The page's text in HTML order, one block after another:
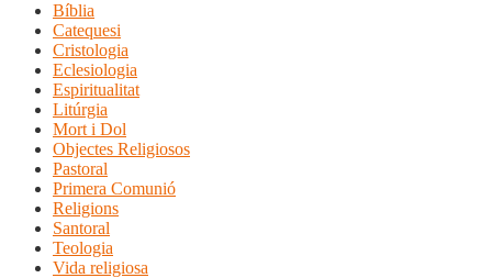
Bíblia
Catequesi
Cristologia
Eclesiologia
Espiritualitat
Litúrgia
Mort i Dol
Objectes Religiosos
Pastoral
Primera Comunió
Religions
Santoral
Teologia
Vida religiosa